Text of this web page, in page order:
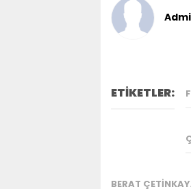
ETİKETLER:
BERAT